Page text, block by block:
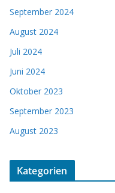
September 2024
August 2024
Juli 2024
Juni 2024
Oktober 2023
September 2023
August 2023
Kategorien